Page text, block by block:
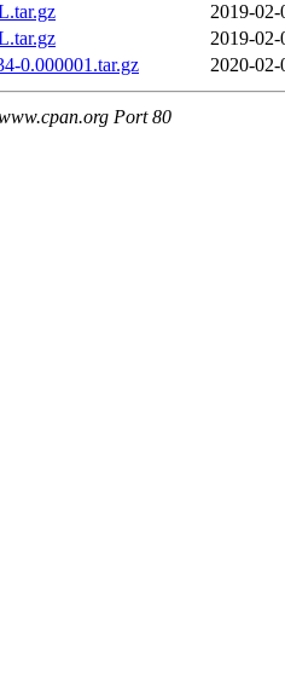
2019-02-
2019-02-
0.000001.tar.gz
2020-02-
Port 80